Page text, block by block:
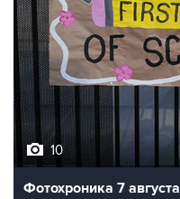
10
Фотохроника 7 августа